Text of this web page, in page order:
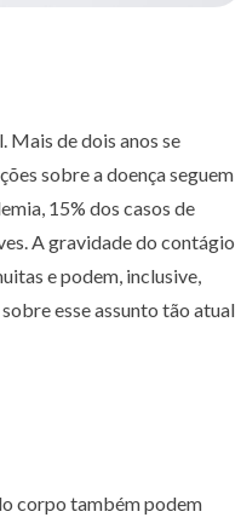
Mais de dois anos se
sobre a doença seguem
15% dos casos de
A gravidade do contágio
e podem, inclusive,
esse assunto tão atual
corpo também podem